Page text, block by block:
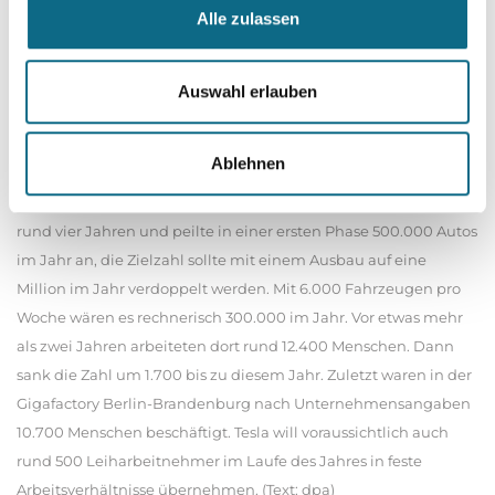
Alle zulassen
Auswahl erlauben
Ablehnen
das Werk bei Berlin zur weltgrößten Batteriefabrik machen. Im
Dezember hatte Tesla angekündigt, voraussichtlich ab 2027 bis
zu acht Gigawattstunden Batteriezellen pro Jahr zu
Kilowattstunden pro 100 Kilometer. Früheres Ziel noch nicht
erreicht! Tesla öffnete die Gigafactory Berlin-Brandenburg vor
rund vier Jahren und peilte in einer ersten Phase 500.000 Autos
im Jahr an, die Zielzahl sollte mit einem Ausbau auf eine
Million im Jahr verdoppelt werden. Mit 6.000 Fahrzeugen pro
Woche wären es rechnerisch 300.000 im Jahr. Vor etwas mehr
als zwei Jahren arbeiteten dort rund 12.400 Menschen. Dann
sank die Zahl um 1.700 bis zu diesem Jahr. Zuletzt waren in der
Gigafactory Berlin-Brandenburg nach Unternehmensangaben
10.700 Menschen beschäftigt. Tesla will voraussichtlich auch
rund 500 Leiharbeitnehmer im Laufe des Jahres in feste
Arbeitsverhältnisse übernehmen. (Text: dpa)